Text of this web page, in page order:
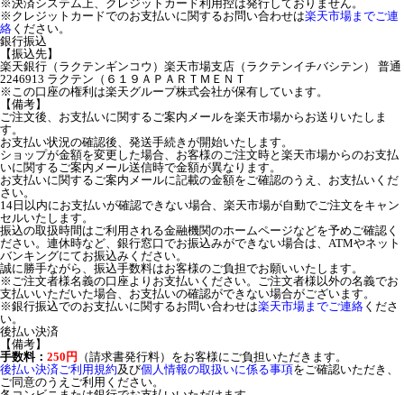
※決済システム上、クレジットカード利用控は発行しておりません。
※クレジットカードでのお支払いに関するお問い合わせは楽天市場までご連
絡 ください。
銀行振込
【振込先】
楽天銀行（ラクテンギンコウ）楽天市場支店（ラクテンイチバシテン） 普通
2246913 ラクテン（６１９ＡＰＡＲＴＭＥＮＴ
※この口座の権利は楽天グループ株式会社が保有しています。
【備考】
ご注文後、お支払いに関するご案内メールを楽天市場からお送りいたしま
す。
お支払い状況の確認後、発送手続きが開始いたします。
ショップが金額を変更した場合、お客様のご注文時と楽天市場からのお支払
いに関するご案内メール送信時で金額が異なります。
お支払いに関するご案内メールに記載の金額をご確認のうえ、お支払いくだ
さい。
14日以内にお支払いが確認できない場合、楽天市場が自動でご注文をキャン
セルいたします。
振込の取扱時間はご利用される金融機関のホームページなどを予めご確認く
ださい。連休時など、銀行窓口でお振込みができない場合は、ATMやネット
バンキングにてお振込みください。
誠に勝手ながら、振込手数料はお客様のご負担でお願いいたします。
※ご注文者様名義の口座よりお支払いください。ご注文者様以外の名義でお
支払いいただいた場合、お支払いの確認ができない場合がございます。
※銀行振込でのお支払いに関するお問い合わせは楽天市場までご連絡 くださ
い。
後払い決済
【備考】
手数料： 250円 （請求書発行料）をお客様にご負担いただきます。
後払い決済ご利用規約及び個人情報の取扱いに係る事項をご確認いただき、
ご同意のうえご利用ください。